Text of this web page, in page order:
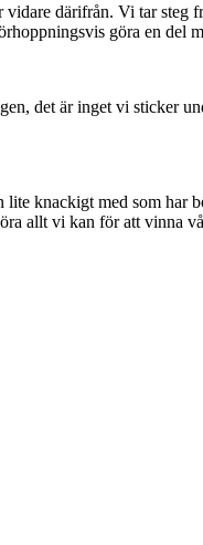
därifrån. Vi tar steg
göra en del
det är inget vi sticker
knackigt med som har
allt vi kan för att vinna